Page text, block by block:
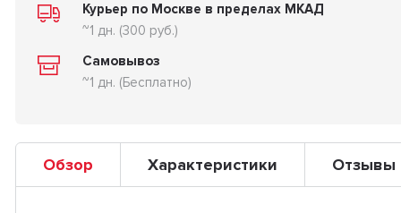
Курьер по Москве в пределах МКАД
~1 дн. (300 руб.)
Самовывоз
~1 дн. (Бесплатно)
Обзор Характеристики Отзывы